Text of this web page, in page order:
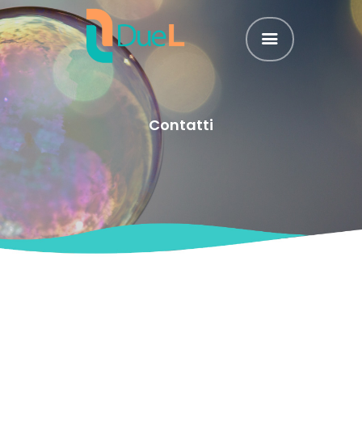
Contatti
HOME
CHI SIAMO
SERVIZI DI PULIZIA
TRATTAMENTI
PAVIMENTI
BLOG
CONTATTI